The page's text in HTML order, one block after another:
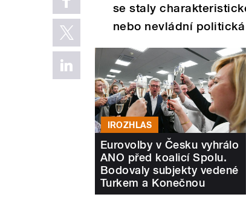
se staly
nebo nevládní
IROZHLAS
Eurovolby v Česku vyhrálo
ANO před koalicí Spolu.
Bodovaly subjekty vedené
Turkem a Konečnou